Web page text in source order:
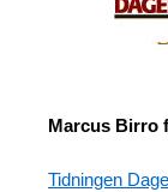
Marcus Birro
Tidningen